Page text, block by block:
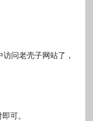
问老壳子网站了，
可。